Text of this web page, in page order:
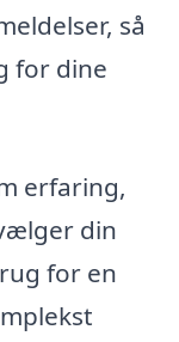
så
for dine
erfaring,
din
for en